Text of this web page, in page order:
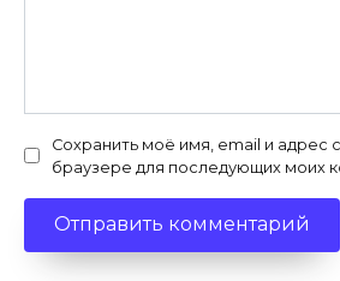
Сохранить моё имя, email и адрес
браузере для последующих моих